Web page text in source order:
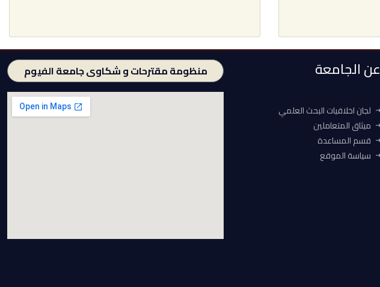
عن الجامعة
لجان اخلاقيات البحث العلمي
ميثاق المتعاملين
قسم المساعدة
سياسة الموقع
منظومة مقترحات و شكاوى جامعة الفيوم